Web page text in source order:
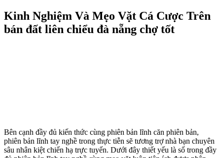
Kinh Nghiệm Và Mẹo Vặt Cá Cược Trên
bán đất liên chiểu đà nẵng chợ tốt
Bên cạnh đầy đủ kiến thức cùng phiên bản lĩnh căn phiên bản,
phiên bản lĩnh tay nghề trong thực tiễn sẽ tương trợ nhà bạn chuyên
sâu nhân kiệt chiến hạ trực tuyến. Dưới đây thiết yếu là số trong đầy